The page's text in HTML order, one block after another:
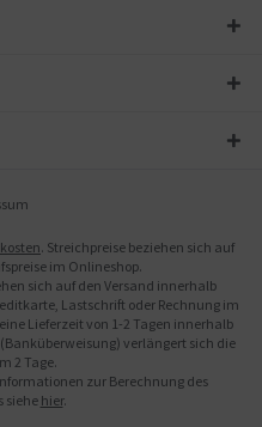
. Streichpreise beziehen sich auf
im Onlineshop.
sich auf den Versand innerhalb
Lastschrift oder Rechnung im
Lieferzeit von 1-2 Tagen innerhalb
verlängert sich die
2 Tage.
zur Berechnung des
siehe hier.